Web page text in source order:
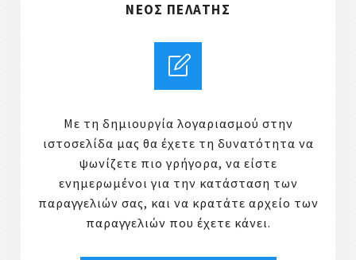
ΝΈΟΣ ΠΕΛΆΤΗΣ
Με τη δημιουργία λογαριασμού στην
ιστοσελίδα μας θα έχετε τη δυνατότητα να
ψωνίζετε πιο γρήγορα, να είστε
ενημερωμένοι για την κατάσταση των
παραγγελιών σας, και να κρατάτε αρχείο των
παραγγελιών που έχετε κάνει.